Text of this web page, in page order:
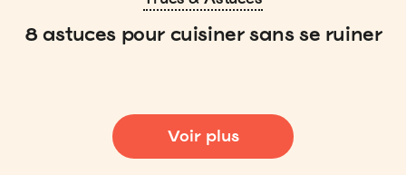
8 astuces pour cuisiner sans se ruiner
Voir plus